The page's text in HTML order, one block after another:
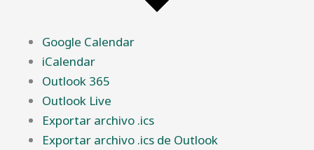
Google Calendar
iCalendar
Outlook 365
Outlook Live
Exportar archivo .ics
Exportar archivo .ics de Outlook